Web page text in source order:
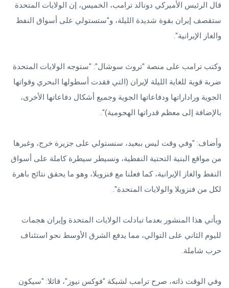
قال الرئيس الأميركي دونالد ترامب، الخميس، إن الولايات المتحدة
ستقصف إيران بقوة شديدة الليلة، و"ستستولي على أسواق النفط
والغاز الإيرانية".
وكتب ترامب على منصة "تروث سوشال": "ستوجه الولايات المتحدة
ضربة قوية للغاية الليلة لإيران (التي فقدت أسطولها البحري وقواتها
الجوية وراداراتها ودفاعاتها الجوية وجميع أشكال دفاعاتها الأخرى،
بالإضافة إلى معظم قدراتها الهجومية)".
وأضاف: "وفي وقت ليس ببعيد، سنستولي على جزيرة خرج، وغيرها
من مواقع البنية التحتية النفطية، ونسيطر سيطرة كاملة على أسواق
النفط والغاز الإيرانية، كما فعلنا مع فنزويلا، وهو ما يحقق نتائج باهرة
لكل من فنزويلا والولايات المتحدة".
ويأتي هذا المنشور بعدما تبادلت الولايات المتحدة وإيران هجمات
لليوم الثاني على التوالي، مما يدفع الشرق الأوسط نحو استئناف
حرب شاملة.
وفي الوقت ذاته، صرح ترامب لشبكة "فوكس نيوز"، قائلا: "سيكون